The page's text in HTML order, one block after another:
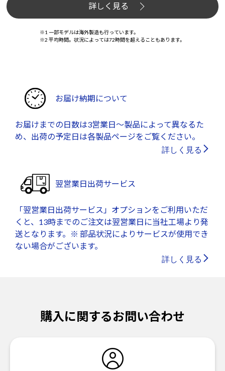
詳しく見る
※1 一部モデルは海外製造も行っています。
※2 平均時間。状況によっては72時間を超えることもあります。
お届け納期について
お届けまでの日数は3営業日～製品によって異なるた
め、出荷の予定日は各製品ページをご覧ください。
詳しく見る
翌営業日出荷サービス
「翌営業日出荷サービス」オプションをご利用いただ
くと、13時までのご注文は翌営業日に当社工場より発
送となります。※ 部品状況によりサービスが使用でき
ない場合がございます。
詳しく見る
購入に関するお問い合わせ